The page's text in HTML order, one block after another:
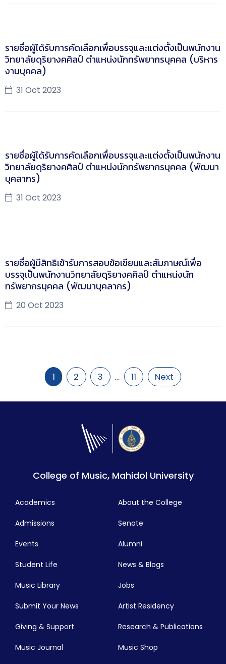
รายชื่อผู้ได้รับการคัดเลือกเพื่อบรรจุและแต่งตั้งเป็นพนักงาน
วิทยาลัยดุริยางคศิลป์ ตำแหน่งนักทรัพยากรบุคคล (บริหาร
งานบุคคล)
31 Oct 2023
รายชื่อผู้ได้รับการคัดเลือกเพื่อบรรจุและแต่งตั้งเป็นพนักงาน
วิทยาลัยดุริยางคศิลป์ ตำแหน่งนักทรัพยากรบุคคล (พัฒนา
บุคลากร)
31 Oct 2023
รายชื่อผู้มีสิทธิเข้ารับการสอบข้อเขียนและสัมภาษณ์เพื่อ
บรรจุเป็นพนักงานวิทยาลัยดุริยางคศิลป์ ตำแหน่งนัก
ทรัพยากรบุคคล (พัฒนาบุคลากร)
20 Oct 2023
1 2 3 … 11 Next
College of Music, Mahidol University
Academics
Admissions
Events
Student Life
Music Library
Submit Your News
About the College
Senate
Alumni
News & Blogs
Jobs
Artist Residency
Giving & Support Research & Publications
Music Journal Music Shop